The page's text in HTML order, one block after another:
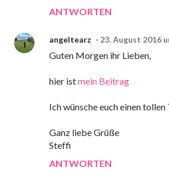
ANTWORTEN
angeltearz 23. August 2016
Guten Morgen ihr Lieben,
hier istmein Beitrag
Ich wünsche euch einen tollen
Ganz liebe Grüße
Steffi
ANTWORTEN